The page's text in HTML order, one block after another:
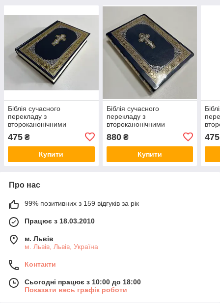
Біблія сучасного
перекладу з
второканонічними
книгами, великий формат,
тверда палітурка синього
кольору з хрестом і
рамкою (2)
475 ₴
Купити
Біблія сучасного
перекладу з
второканонічними
книгами, великий формат,
гнучка палітурка синього
кольору зі шкірзамінника
880₴
Купити
475
Про нас
99% позитивних з 159 відгуків за рік
Працює з 18.03.2010
м. Львів
м. Львів, Львів, Україна
Контакти
Сьогодні працює з 10:00 до 18:00
Показати весь графік роботи